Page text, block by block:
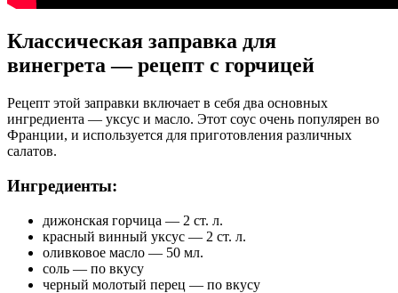
Классическая заправка для
винегрета — рецепт с горчицей
Рецепт этой заправки включает в себя два основных
ингредиента — уксус и масло. Этот соус очень популярен во
Франции, и используется для приготовления различных
салатов.
Ингредиенты:
дижонская горчица — 2 ст. л.
красный винный уксус — 2 ст. л.
оливковое масло — 50 мл.
соль — по вкусу
черный молотый перец — по вкусу